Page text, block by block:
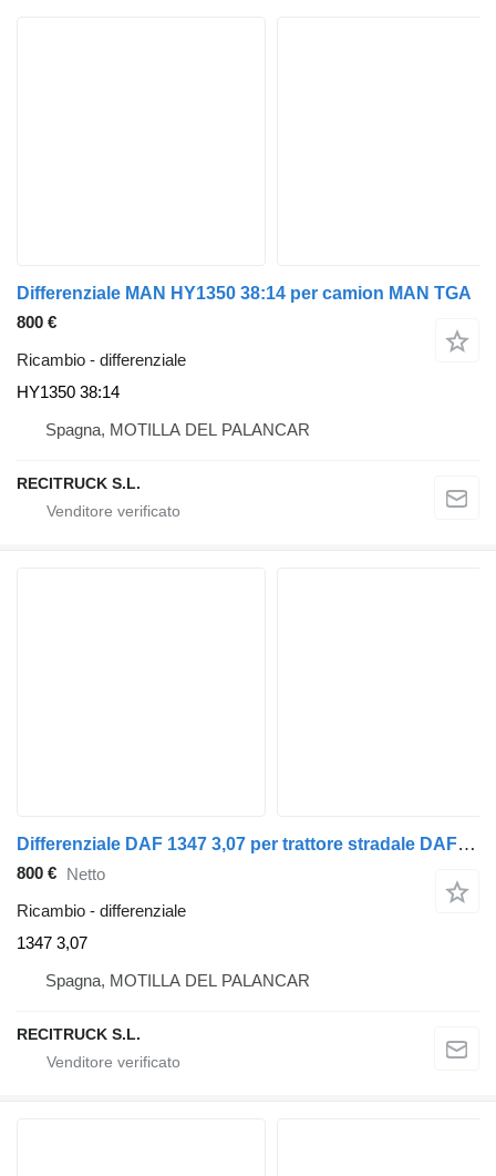
Differenziale MAN HY1350 38:14 per camion MAN TGA
800 €
Ricambio - differenziale
HY1350 38:14
Spagna, MOTILLA DEL PALANCAR
RECITRUCK S.L.
Differenziale DAF 1347 3,07 per trattore stradale DAF 95
800 € Netto
Ricambio - differenziale
1347 3,07
Spagna, MOTILLA DEL PALANCAR
RECITRUCK S.L.